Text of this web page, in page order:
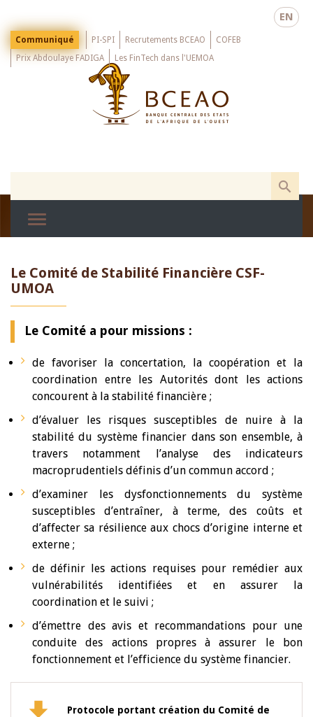
main
content
EN
Menu
Top
Communiqué PI-SPI Recrutements BCEAO
COFEB
Prix Abdoulaye FADIGA
Les FinTech dans l'UEMOA
Le Comité de Stabilité Financière CSF-
UMOA
Le Comité a pour missions :
de favoriser la concertation, la coopération et la
coordination entre les Autorités dont les actions
concourent à la stabilité financière ;
d’évaluer les risques susceptibles de nuire à la
stabilité du système financier dans son ensemble, à
travers notamment l’analyse des indicateurs
macroprudentiels définis d’un commun accord ;
d’examiner les dysfonctionnements du système
susceptibles d’entraîner, à terme, des coûts et
d’affecter sa résilience aux chocs d’origine interne et
externe ;
de définir les actions requises pour remédier aux
vulnérabilités identifiées et en assurer la
coordination et le suivi ;
d’émettre des avis et recommandations pour une
conduite des actions propres à assurer le bon
fonctionnement et l’efficience du système financier.
Protocole portant création du Comité de